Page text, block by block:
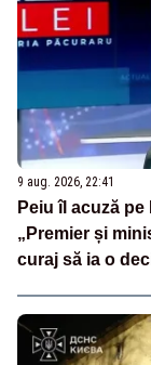
9 aug. 2026, 22:41
Peiu îl acuză
„Premier și
curaj să ia o